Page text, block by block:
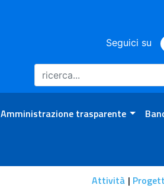
Seguici su
Amministrazione trasparente
Attività